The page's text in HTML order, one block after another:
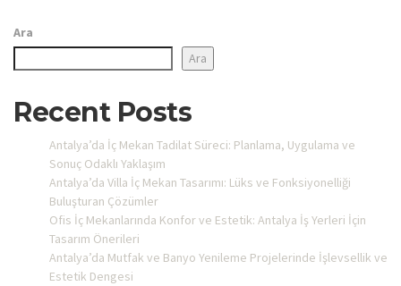
Ara
Ara
Recent Posts
Antalya’da İç Mekan Tadilat Süreci: Planlama, Uygulama ve
Sonuç Odaklı Yaklaşım
Antalya’da Villa İç Mekan Tasarımı: Lüks ve Fonksiyonelliği
Buluşturan Çözümler
Ofis İç Mekanlarında Konfor ve Estetik: Antalya İş Yerleri İçin
Tasarım Önerileri
Antalya’da Mutfak ve Banyo Yenileme Projelerinde İşlevsellik ve
Estetik Dengesi